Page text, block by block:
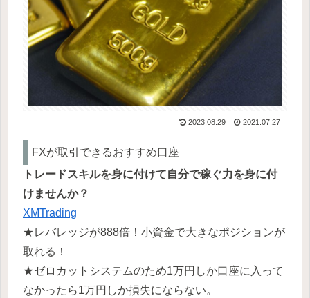
2023.08.29 2021.07.27
FXが取引できるおすすめ口座
トレードスキルを身に付けて自分で稼ぐ力を身に付
けませんか？
XMTrading
★レバレッジが888倍！小資金で大きなポジションが
取れる！
★ゼロカットシステムのため1万円しか口座に入って
なかったら1万円しか損失にならない。